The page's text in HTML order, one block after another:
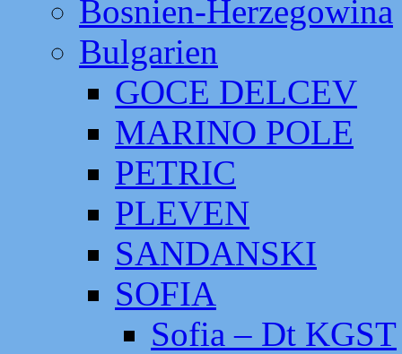
Bosnien-Herzegowina
Bulgarien
GOCE DELCEV
MARINO POLE
PETRIC
PLEVEN
SANDANSKI
SOFIA
Sofia – Dt KGST